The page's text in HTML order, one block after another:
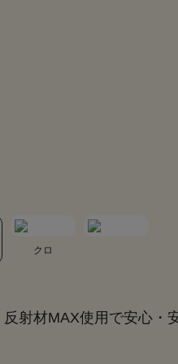
クロ
射材MAX使用で安心・